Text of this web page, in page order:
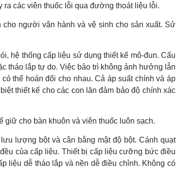
ra các viên thuốc lỗi qua đường thoát liệu lỗi.
người vận hành và vệ sinh cho sản xuất. Sử
hệ thống cấp liệu sử dụng thiết kế mô-đun. Cấu
tháo lắp tự do. Việc bảo trì không ảnh hưởng lẫn
thể hoán đổi cho nhau. Cả áp suất chính và áp
thiết kế cho các con lăn đảm bảo độ chính xác
giữ cho bàn khuôn và viên thuốc luôn sạch.
lượng bột và cân bằng mật độ bột. Cánh quạt
của cấp liệu. Thiết bị cấp liệu cưỡng bức điều
liệu dễ tháo lắp và nền dễ điều chỉnh. Không có